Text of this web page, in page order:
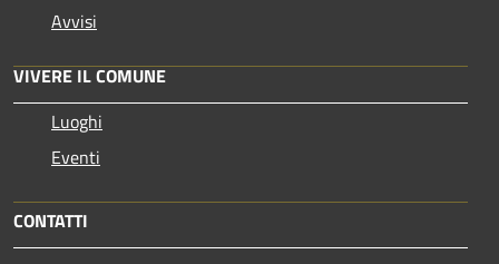
Avvisi
VIVERE IL COMUNE
Luoghi
Eventi
CONTATTI